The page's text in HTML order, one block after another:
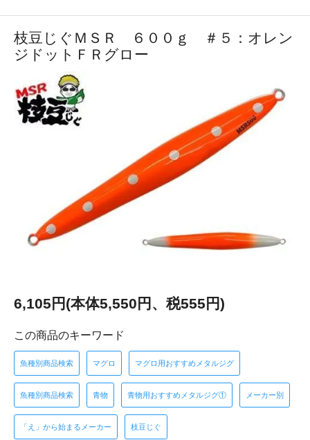
枝豆じぐＭＳＲ ６００ｇ ＃５：オレン
ジドットＦＲグロー
6,105円(本体5,550円、税555円)
この商品のキーワード
魚種別商品検索 マグロ マグロ用おすすめメタルジグ
魚種別商品検索 青物 青物用おすすめメタルジグ① メーカー別
「え」から始まるメーカー 枝豆じぐ